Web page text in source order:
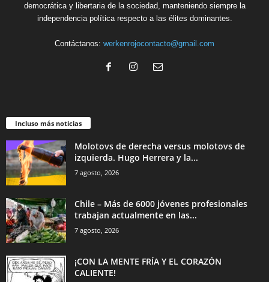
democrática y libertaria de la sociedad, manteniendo siempre la
independencia política respecto a las élites dominantes.
Contáctanos: werkenrojocontacto@gmail.com
Incluso más noticias
Molotovs de derecha versus molotovs de
izquierda. Hugo Herrera y la...
7 agosto, 2026
Chile – Más de 6000 jóvenes profesionales
trabajan actualmente en las...
7 agosto, 2026
¡CON LA MENTE FRÍA Y EL CORAZÓN
CALIENTE!